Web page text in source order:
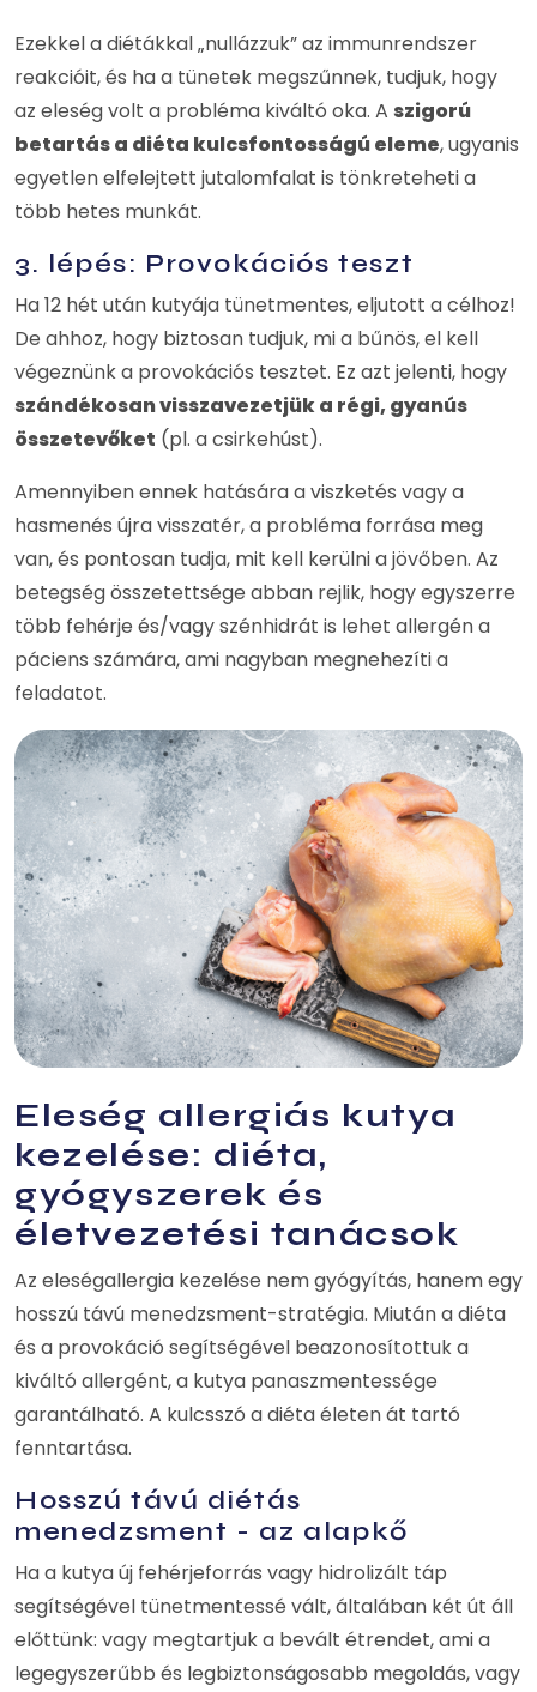
Ezekkel a diétákkal „nullázzuk” az immunrendszer
reakcióit, és ha a tünetek megszűnnek, tudjuk, hogy
az eleség volt a probléma kiváltó oka. A szigorú
betartás a diéta kulcsfontosságú eleme, ugyanis
egyetlen elfelejtett jutalomfalat is tönkreteheti a
több hetes munkát.
3. lépés: Provokációs teszt
Ha 12 hét után kutyája tünetmentes, eljutott a célhoz!
De ahhoz, hogy biztosan tudjuk, mi a bűnös, el kell
végeznünk a provokációs tesztet. Ez azt jelenti, hogy
szándékosan visszavezetjük a régi, gyanús
összetevőket (pl. a csirkehúst).
Amennyiben ennek hatására a viszketés vagy a
hasmenés újra visszatér, a probléma forrása meg
van, és pontosan tudja, mit kell kerülni a jövőben. Az
betegség összetettsége abban rejlik, hogy egyszerre
több fehérje és/vagy szénhidrát is lehet allergén a
páciens számára, ami nagyban megnehezíti a
feladatot.
Eleség allergiás kutya
kezelése: diéta,
gyógyszerek és
életvezetési tanácsok
Az eleségallergia kezelése nem gyógyítás, hanem egy
hosszú távú menedzsment-stratégia. Miután a diéta
és a provokáció segítségével beazonosítottuk a
kiváltó allergént, a kutya panaszmentessége
garantálható. A kulcsszó a diéta életen át tartó
fenntartása.
Hosszú távú diétás
menedzsment - az alapkő
Ha a kutya új fehérjeforrás vagy hidrolizált táp
segítségével tünetmentessé vált, általában két út áll
előttünk: vagy megtartjuk a bevált étrendet, ami a
legegyszerűbb és legbiztonságosabb megoldás, vagy